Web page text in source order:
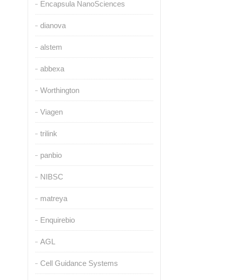
Encapsula NanoSciences
dianova
alstem
abbexa
Worthington
Viagen
trilink
panbio
NIBSC
matreya
Enquirebio
AGL
Cell Guidance Systems